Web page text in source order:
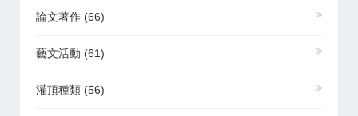
論文著作 (66)
藝文活動 (61)
灌頂種類 (56)